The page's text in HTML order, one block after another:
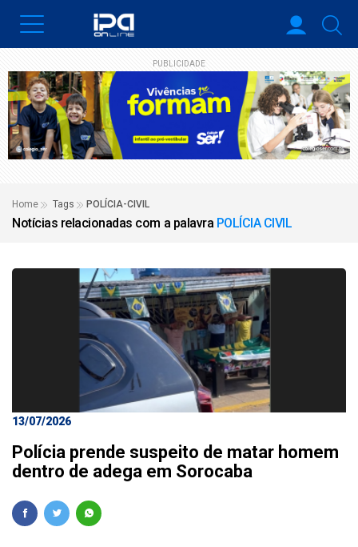
PUBLICIDADE
Home Tags POLÍCIA-CIVIL
Notícias relacionadas com a palavra POLÍCIA CIVIL
13/07/2026
Polícia prende suspeito de matar homem
dentro de adega em Sorocaba